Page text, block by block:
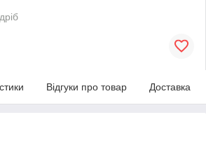
Відгуки про товар Доставка